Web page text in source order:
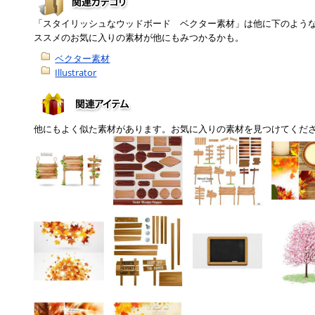
「スタイリッシュなウッドボード ベクター素材」は他に下のよう
ススメのお気に入りの素材が他にもみつかるかも。
ベクター素材
Illustrator
他にもよく似た素材があります。お気に入りの素材を見つけてくだ